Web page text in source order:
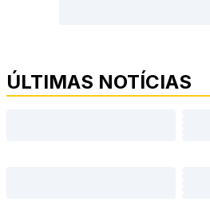
ÚLTIMAS NOTÍCIAS